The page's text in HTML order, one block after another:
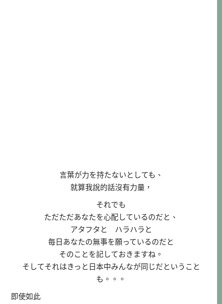
言葉が力を持たないとしても、
就算我說的話沒有力量，
それでも
ただただあなたを心配しているのだと、
アタフタと ハラハラと
毎日あなたの無事を願っているのだと
そのことを記しておきますね。
そしてそれはきっと日本中みんなが同じだということ
も。。。
即使如此